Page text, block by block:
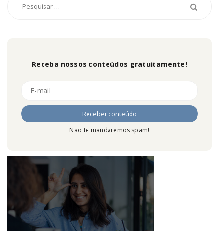
Receba nossos conteúdos gratuitamente!
Não te mandaremos spam!